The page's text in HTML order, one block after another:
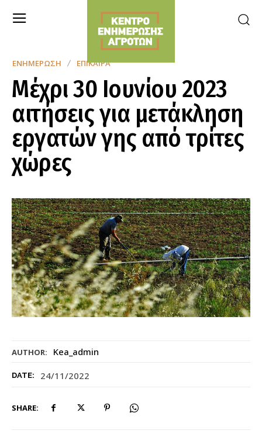
AUTHOR: Kea_admin
DATE: 24/11/2022
SHARE:
ΕΝΗΜΈΡΩΣΗ ΕΠΊΚΑΙΡΑ
Μέχρι 30 Ιουνίου 2023
αιτήσεις για μετάκληση
εργατών γης από τρίτες
χώρες